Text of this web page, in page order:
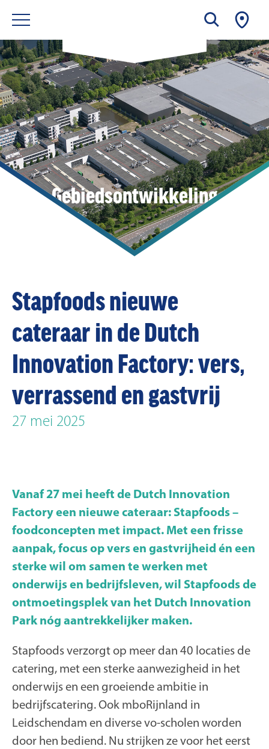
Gebiedsontwikkeling
Stapfoods nieuwe
cateraar in de Dutch
Innovation Factory: vers,
verrassend en gastvrij
27 mei 2025
Vanaf 27 mei heeft de Dutch Innovation
Factory een nieuwe cateraar: Stapfoods –
foodconcepten met impact. Met een frisse
aanpak, focus op vers en gastvrijheid én een
sterke wil om samen te werken met
onderwijs en bedrijfsleven, wil Stapfoods de
ontmoetingsplek van het Dutch Innovation
Park nóg aantrekkelijker maken.
Stapfoods verzorgt op meer dan 40 locaties de
catering, met een sterke aanwezigheid in het
onderwijs en een groeiende ambitie in
bedrijfscatering. Ook mboRijnland in
Leidschendam en diverse vo-scholen worden
door hen bediend. Nu strijken ze voor het eerst